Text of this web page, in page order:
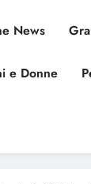
News
e Donne